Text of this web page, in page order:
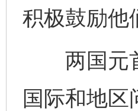
积极鼓励他
两国元首
国际和地区